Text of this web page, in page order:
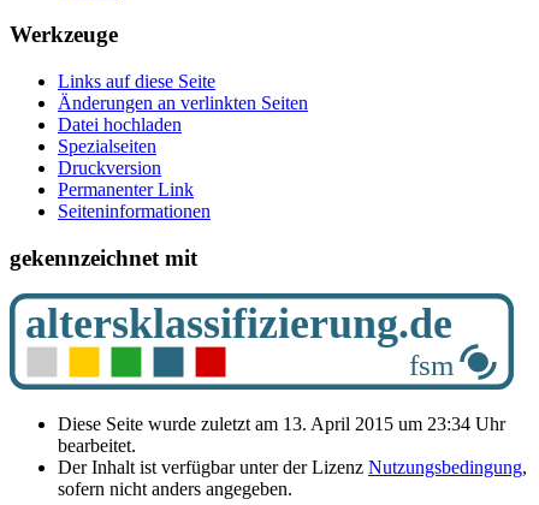
Werkzeuge
Links auf diese Seite
Änderungen an verlinkten Seiten
Datei hochladen
Spezialseiten
Druckversion
Permanenter Link
Seiten­­informationen
gekennzeichnet mit
Diese Seite wurde zuletzt am 13. April 2015 um 23:34 Uhr
bearbeitet.
Der Inhalt ist verfügbar unter der Lizenz Nutzungsbedingung,
sofern nicht anders angegeben.